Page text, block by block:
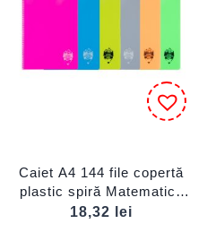
Caiet A4 144 file copertă
plastic spiră Matematică
DACO
18,32 lei